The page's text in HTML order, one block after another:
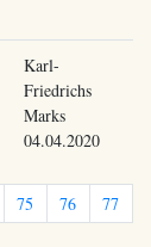
Karl-
Friedrichs
Marks
04.04.2020
75 76
77